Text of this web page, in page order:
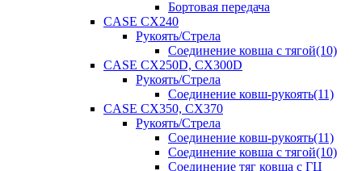
Бортовая передача
CASE CX240
Рукоять/Стрела
Соединение ковша с тягой(10)
CASE CX250D, CX300D
Рукоять/Стрела
Соединение ковш-рукоять(11)
CASE CX350, CX370
Рукоять/Стрела
Соединение ковш-рукоять(11)
Соединение ковша с тягой(10)
Соединение тяг ковша с ГЦ